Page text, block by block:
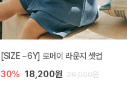
[SIZE ~6Y] 로메이 라운지 셋업
30% 18,200원 26,000원